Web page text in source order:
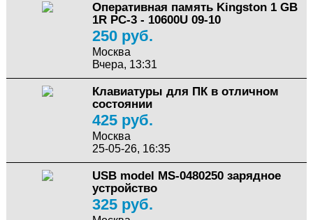
Оперативная память Kingston 1 GB
1R PC-3 - 10600U 09-10
250 руб.
Москва
Вчера, 13:31
Клавиатуры для ПК в отличном
состоянии
425 руб.
Москва
25-05-26, 16:35
USB model MS-0480250 зарядное
устройство
325 руб.